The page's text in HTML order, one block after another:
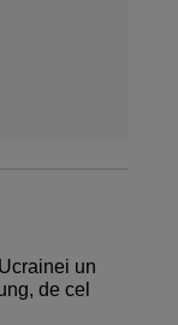
un
de cel